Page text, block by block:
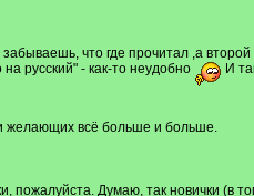
что где прочитал ,а второй
русский" - как-то неудобно
И
желающих всё больше и больше.
пожалуйста. Думаю, так новички (в